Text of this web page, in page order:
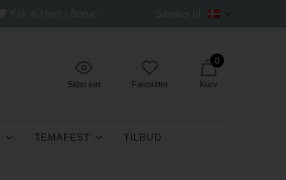
Sidst set Favoritter
0
Kurv
TEMAFEST TILBUD